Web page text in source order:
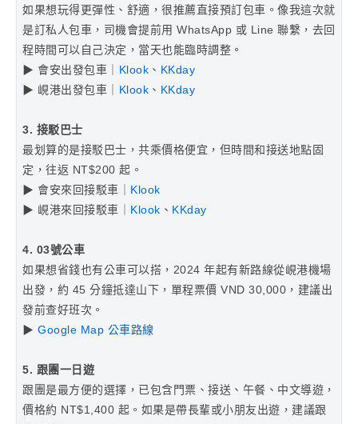
如果想玩得更彈性、舒適，很推薦直接預訂包車。像我這次就
是訂私人包車，司機會提前用 WhatsApp 或 Line 聯繫，去回
程時間可以自己決定，當天也能臨時調整。
▶ 會安出發包車｜ Klook 、 KKday
▶ 峴港出發包車｜ Klook 、 KKday
3. 接駁巴士
最划算的是接駁巴士，共乘價格便宜，但時間和接送地點固
定，往返 NT$200 起。
▶ 會安來回接駁車｜ Klook
▶ 峴港來回接駁車｜ Klook 、 KKday
4. 03號公車
如果想省錢也有公車可以搭，2024 年起有新路線從峴港機場
出發，約 45 分鐘抵達山下，單程票價 VND 30,000，建議出
發前查好班次。
▶ Google Map 公車路線
5. 跟團一日遊
跟團是最方便的選擇，已包含門票、接送、午餐、中文導遊，
價格約 NT$1,400 起。如果是帶長輩或小朋友出遊，建議跟